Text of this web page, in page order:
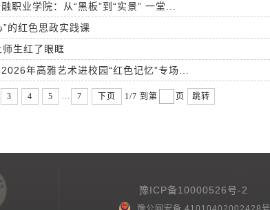
职业学院：从“黑板”到“实景” 一堂...
的红色思政实践课
生红了眼眶
年高雅艺术进校园“红色记忆”专场...
3 4 5 7 下页 1/7 到第 页 跳转
豫ICP备10000526号-2